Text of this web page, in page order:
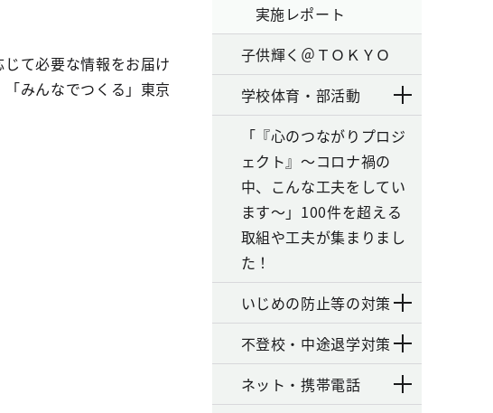
て必要な情報をお届け
みんなでつくる」東京
実施レポート
子供輝く＠ＴＯＫＹＯ
学校体育・部活動
「『心のつながりプロジ
ェクト』～コロナ禍の
中、こんな工夫をしてい
ます～」100件を超える
取組や工夫が集まりまし
た！
いじめの防止等の対策
不登校・中途退学対策
ネット・携帯電話